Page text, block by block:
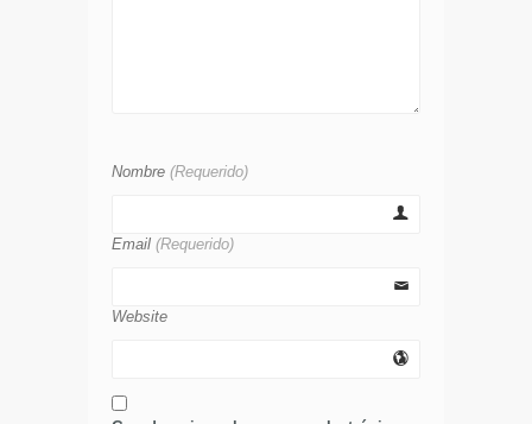
Nombre (Requerido)
Email (Requerido)
Website